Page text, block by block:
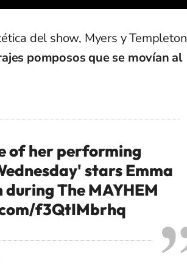
del show, Myers y Templeton
pomposos que se movían al
of her performing
stars Emma
The MAYHEM
f3QtIMbrhq